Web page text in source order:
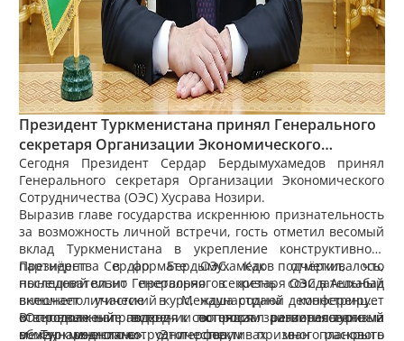
Президент Туркменистана принял Генерального
секретаря Организации Экономического
Сотрудничества
Сегодня Президент Сердар Бердымухамедов принял
Генерального секретаря Организации Экономического
Сотрудничества (ОЭС) Хусрава Нозири.
Выразив главе государства искреннюю признательность
за возможность личной встречи, гость отметил весомый
вклад Туркменистана в укрепление конструктивного
партнёрства в формате ОЭС. Как подчёркивалось,
последовательно претворяя в жизнь созидательный
внешнеполитический курс, наша страна демонстрирует
ответственный подход к вопросам регионального и
международного сотрудничества.
Президент Сердар Бердымухамедов отметил, что
нынешний визит Генерального секретаря ОЭС в Ашхабад
включает участие в Международной конференции
«Основные направления и потенциал развития туризма
в Туркменистане». Этот форум призван раскрыть
В продолжение встречи состоялся заинтересованный
обмен мнениями о перспективах многопланового